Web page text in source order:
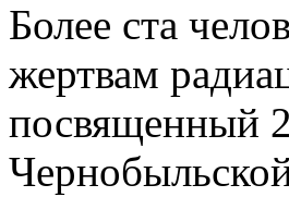
Более ста
жертвам
посвященный